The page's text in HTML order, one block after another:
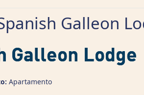
Galleon
Galleon Lodge
Apartamento